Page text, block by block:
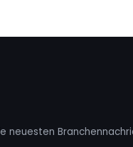
neuesten